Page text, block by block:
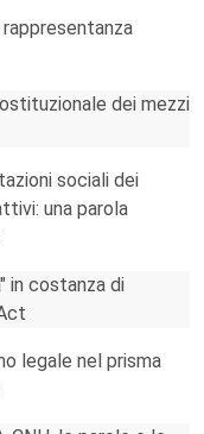
dei mezzi
sociali dei
una parola
in costanza di
legale nel prisma